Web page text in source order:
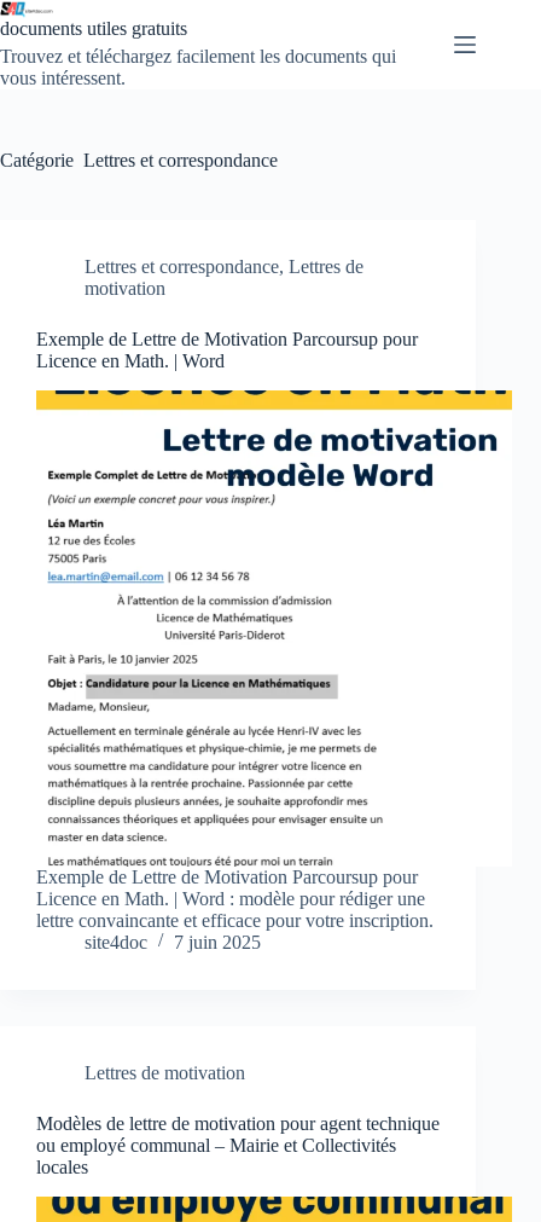
Passer
au
contenu
documents utiles gratuits
Trouvez et téléchargez facilement les documents qui
vous intéressent.
Catégorie Lettres et correspondance
Lettres et correspondance, Lettres de
motivation
Exemple de Lettre de Motivation Parcoursup pour
Licence en Math. | Word
Exemple de Lettre de Motivation Parcoursup pour
Licence en Math. | Word : modèle pour rédiger une
lettre convaincante et efficace pour votre inscription.
site4doc
7 juin 2025
Lettres de motivation
Modèles de lettre de motivation pour agent technique
ou employé communal – Mairie et Collectivités
locales